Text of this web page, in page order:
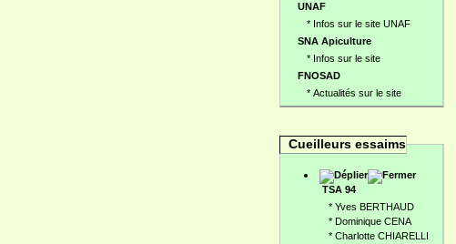
UNAF
* Infos sur le site UNAF
SNA Apiculture
* Infos sur le site
FNOSAD
* Actualités sur le site
Cueilleurs essaims
TSA 94
* Yves BERTHAUD
* Dominique CENA
* Charlotte CHIARELLI